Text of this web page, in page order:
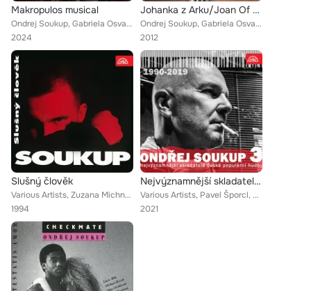
Makropulos musical
Ondrej Soukup, Gabriela Osvaldová
2024
Johanka z Arku/Joan Of Arc - koncertni provedeni
Ondrej Soukup, Gabriela Osvaldová
2012
Slušný člověk
Various Artists, Zuzana Michnová, Martin Dejdar, Petra Janů, Karel Gott, Martin Pošta, Jiří Korn, Lucie Bílá, Richard Genzer, Ma...
1994
Nejvýznamnější skladatelé české populární hudby Ondřej Soukup 3 (1990-2019)
Various Artists, Pavel Šporcl, Petr Kotvald, Václav Noid Bárta, Karel Gott, Iveta Bartošová, Ewa Farna, Ondřej Soukup, Doktor PP...
2021